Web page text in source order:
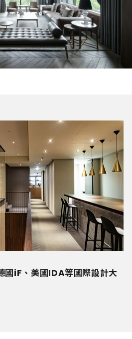
國iF、美國IDA等國際設計大